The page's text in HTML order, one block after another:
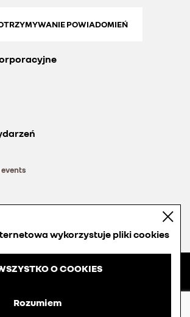
POWIADOMIEŃ
events
2026
wykorzystuje pliki cookies
O COOKIES
Rozumiem